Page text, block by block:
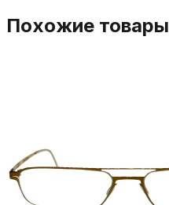
Похожие товары